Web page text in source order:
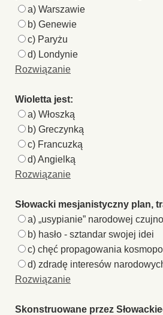
a) Warszawie
b) Genewie
c) Paryżu
d) Londynie
Rozwiązanie
Wioletta jest:
a) Włoszką
b) Greczynką
c) Francuzką
d) Angielką
Rozwiązanie
Słowacki mesjanistyczny plan,
a) „usypianie” narodowej
b) hasło - sztandar swojej idei
c) chęć propagowania
d) zdradę interesów
Rozwiązanie
Skonstruowane przez